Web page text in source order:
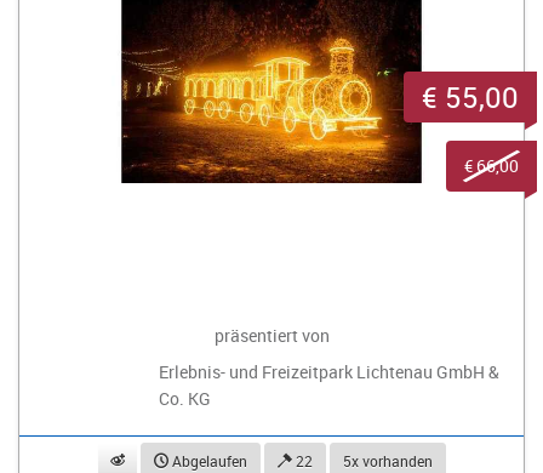
präsentiert von
Erlebnis- und Freizeitpark Lichtenau GmbH &
Co. KG
beobachtenAbgelaufen 22 5x vorhanden
€ 55,00
€ 66,00